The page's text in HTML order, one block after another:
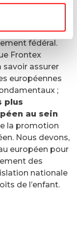
dans
en
administrateurs
fédéral.
Frontex
savoir assurer
européennes
;
plus
au sein
la promotion
Nous devons,
européen pour
des
nationale
de l’enfant.